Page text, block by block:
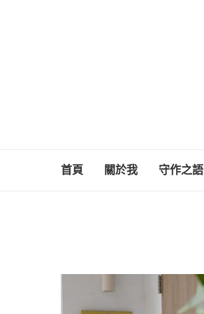
首頁 關於我 守作之語